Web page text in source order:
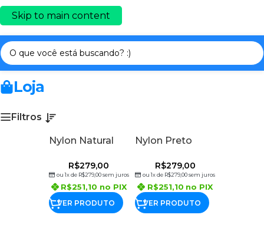
Skip to main content
Início/FILAMENTOS 3D PRIME/NYLON
Loja
Filtros
Nylon Natural
R$279,00
ou 1x de R$279,00sem juros
R$251,10 no PIX
VER PRODUTO
Nylon Preto
R$279,00
ou 1x de R$279,00sem juros
R$251,10 no PIX
VER PRODUTO